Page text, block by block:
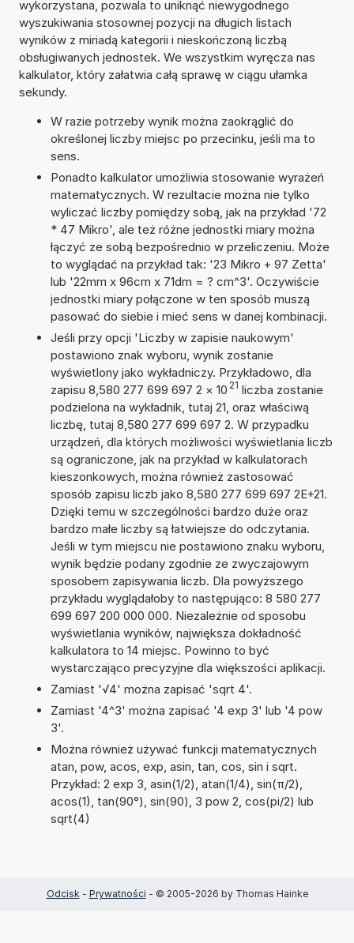
wykorzystana, pozwala to uniknąć niewygodnego
wyszukiwania stosownej pozycji na długich listach
wyników z miriadą kategorii i nieskończoną liczbą
obsługiwanych jednostek. We wszystkim wyręcza nas
kalkulator, który załatwia całą sprawę w ciągu ułamka
sekundy.
W razie potrzeby wynik można zaokrąglić do
określonej liczby miejsc po przecinku, jeśli ma to
sens.
Ponadto kalkulator umożliwia stosowanie wyrażeń
matematycznych. W rezultacie można nie tylko
wyliczać liczby pomiędzy sobą, jak na przykład '72
* 47 Mikro', ale też różne jednostki miary można
łączyć ze sobą bezpośrednio w przeliczeniu. Może
to wyglądać na przykład tak: '23 Mikro + 97 Zetta'
lub '22mm x 96cm x 71dm = ? cm^3'. Oczywiście
jednostki miary połączone w ten sposób muszą
pasować do siebie i mieć sens w danej kombinacji.
Jeśli przy opcji 'Liczby w zapisie naukowym'
postawiono znak wyboru, wynik zostanie
wyświetlony jako wykładniczy. Przykładowo, dla
zapisu 8,580 277 699 697 2 × 10 21 liczba zostanie
podzielona na wykładnik, tutaj 21, oraz właściwą
liczbę, tutaj 8,580 277 699 697 2. W przypadku
urządzeń, dla których możliwości wyświetlania liczb
są ograniczone, jak na przykład w kalkulatorach
kieszonkowych, można również zastosować
sposób zapisu liczb jako 8,580 277 699 697 2E+21.
Dzięki temu w szczególności bardzo duże oraz
bardzo małe liczby są łatwiejsze do odczytania.
Jeśli w tym miejscu nie postawiono znaku wyboru,
wynik będzie podany zgodnie ze zwyczajowym
sposobem zapisywania liczb. Dla powyższego
przykładu wyglądałoby to następująco: 8 580 277
699 697 200 000 000. Niezależnie od sposobu
wyświetlania wyników, największa dokładność
kalkulatora to 14 miejsc. Powinno to być
wystarczająco precyzyjne dla większości aplikacji.
Zamiast '√4' można zapisać 'sqrt 4'.
Zamiast '4^3' można zapisać '4 exp 3' lub '4 pow
3'.
Można również używać funkcji matematycznych
atan, pow, acos, exp, asin, tan, cos, sin i sqrt.
Przykład: 2 exp 3, asin(1/2), atan(1/4), sin(π/2),
acos(1), tan(90°), sin(90), 3 pow 2, cos(pi/2) lub
sqrt(4)
Odcisk - Prywatności - © 2005-2026 by Thomas Hainke